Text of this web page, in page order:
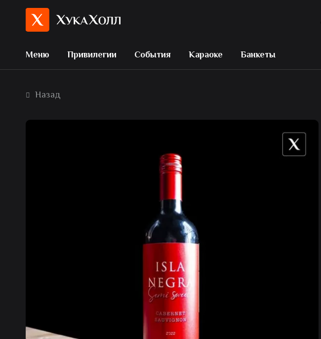
Меню Привилегии События Караоке Банкеты
Назад